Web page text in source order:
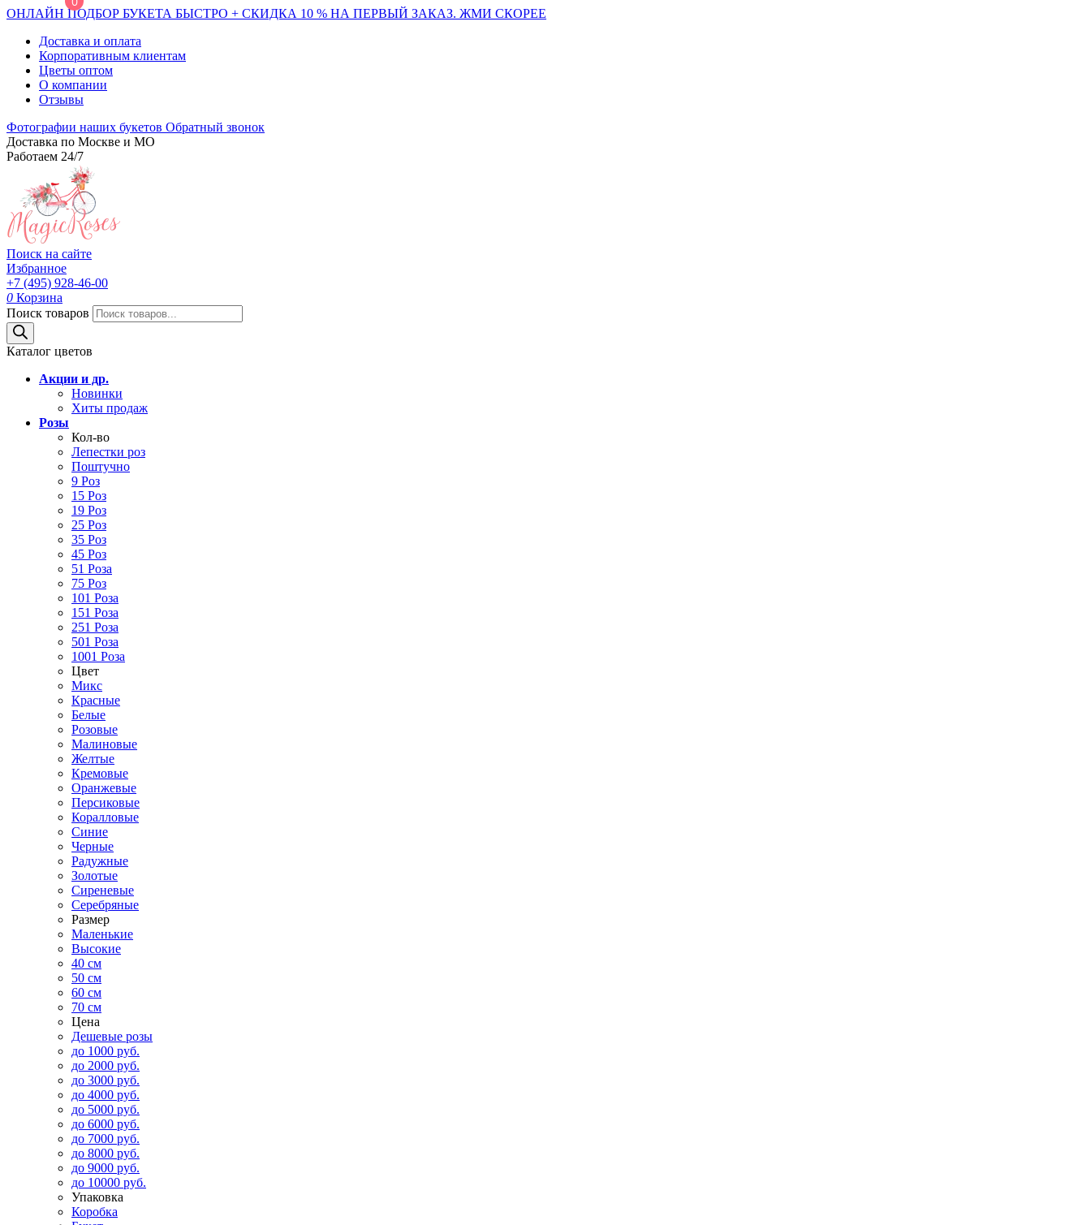
ОНЛАЙН ПОДБОР БУКЕТА БЫСТРО + СКИДКА 10 % НА ПЕРВЫЙ ЗАКАЗ. ЖМИ СКОРЕЕ
Доставка и оплата
Корпоративным клиентам
Цветы оптом
О компании
Отзывы
Фотографии наших букетов Обратный звонок
Доставка по Москве и МО
Работаем 24/7
Поиск на сайте
Избранное
+7 (495) 928-46-00
0 Корзина
Поиск товаров
Каталог цветов
Акции и др.
Новинки
Хиты продаж
Розы
Кол-во
Лепестки роз
Поштучно
9 Роз
15 Роз
19 Роз
25 Роз
35 Роз
45 Роз
51 Роза
75 Роз
101 Роза
151 Роза
251 Роза
501 Роза
1001 Роза
Цвет
Микс
Красные
Белые
Розовые
Малиновые
Желтые
Кремовые
Оранжевые
Персиковые
Коралловые
Синие
Черные
Радужные
Золотые
Сиреневые
Серебряные
Размер
Маленькие
Высокие
40 см
50 см
60 см
70 см
Цена
Дешевые розы
до 1000 руб.
до 2000 руб.
до 3000 руб.
до 4000 руб.
до 5000 руб.
до 6000 руб.
до 7000 руб.
до 8000 руб.
до 9000 руб.
до 10000 руб.
Упаковка
Коробка